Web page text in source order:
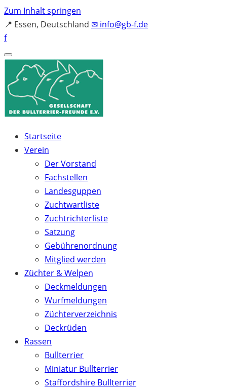
Zum Inhalt springen
📍 Essen, Deutschland ✉ info@gb-f.de
f
Startseite
Verein
Der Vorstand
Fachstellen
Landesguppen
Zuchtwartliste
Zuchtrichterliste
Satzung
Gebührenordnung
Mitglied werden
Züchter & Welpen
Deckmeldungen
Wurfmeldungen
Züchterverzeichnis
Deckrüden
Rassen
Bullterrier
Miniatur Bullterrier
Staffordshire Bullterrier